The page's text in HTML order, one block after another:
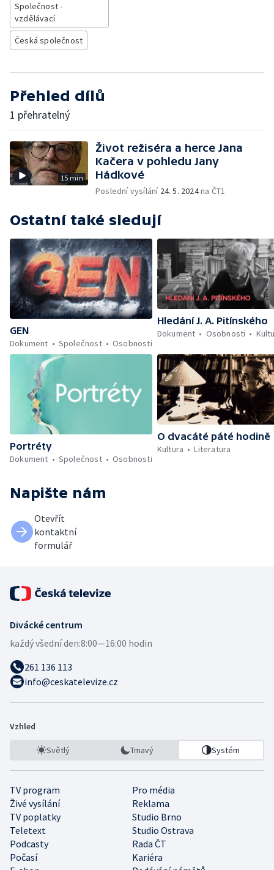
Společnost -
vzdělávací
Česká společnost
Přehled dílů
1 přehratelný
15 min
Život režiséra a herce Jana
Kačera v pohledu Jany
Hádkové
Poslední vysílání 24. 5. 2024na ČT1
Ostatní také sledují
GEN
Dokument
Společnost Osobnosti
Hledání J. A. Pitínského
Dokument
Osobnosti
Portréty
Dokument
Společnost Osobnosti
O dvacáté páté hodině
Kultura
Literatura
Napište nám
Otevřít
kontaktní
formulář
Divácké centrum
každý všední den:8:00—16:00 hodin
261 136 113
info@ceskatelevize.cz
Vzhled
Světlý Tmavý Systém
TV program
Pro média
Živé vysílání
Reklama
TV poplatky
Studio Brno
Teletext
Studio Ostrava
Podcasty
Rada ČT
Počasí
Kariéra